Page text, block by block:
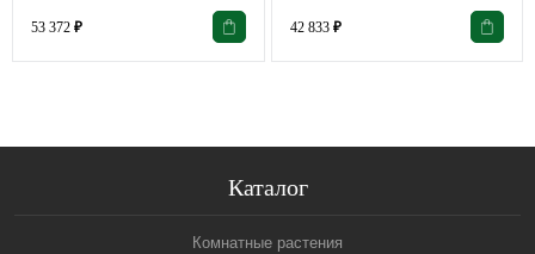
53 372 ₽ 42 833 ₽
Каталог
Комнатные растения